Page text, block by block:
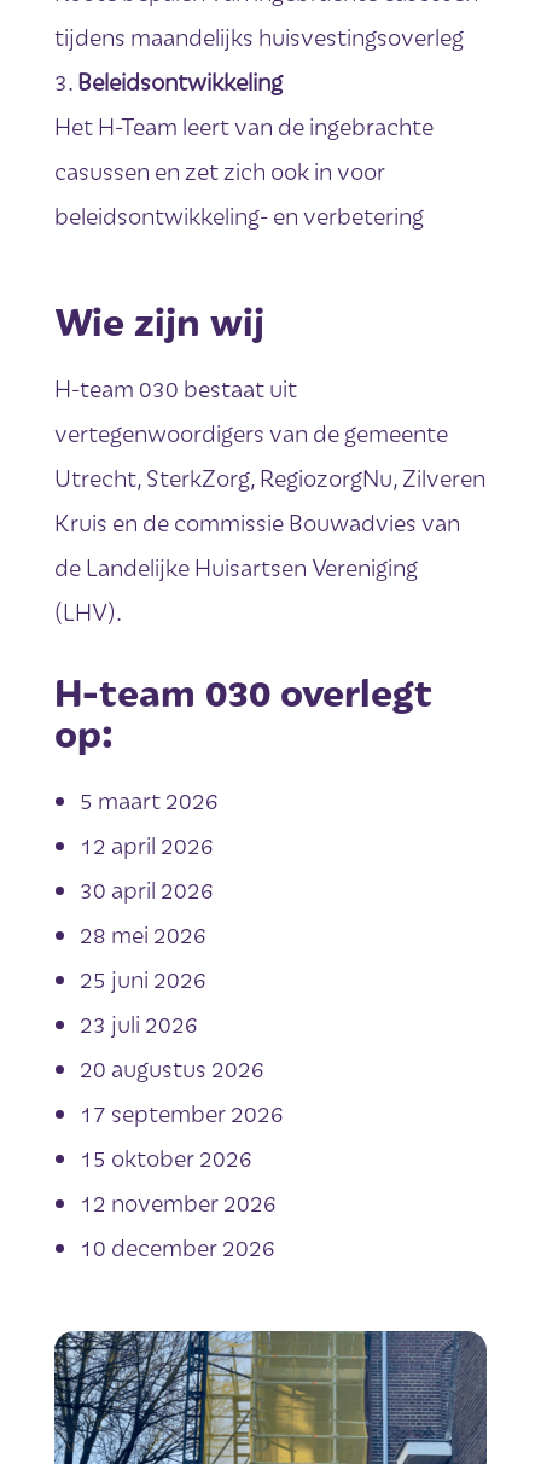
tijdens maandelijks huisvestingsoverleg
Beleidsontwikkeling
Het H-Team leert van de ingebrachte
casussen en zet zich ook in voor
beleidsontwikkeling- en verbetering
Wie zijn wij
H-team 030 bestaat uit
vertegenwoordigers van de gemeente
Utrecht, SterkZorg, RegiozorgNu, Zilveren
Kruis en de commissie Bouwadvies van
de Landelijke Huisartsen Vereniging
(LHV).
H-team 030 overlegt
op:
5 maart 2026
12 april 2026
30 april 2026
28 mei 2026
25 juni 2026
23 juli 2026
20 augustus 2026
17 september 2026
15 oktober 2026
12 november 2026
10 december 2026